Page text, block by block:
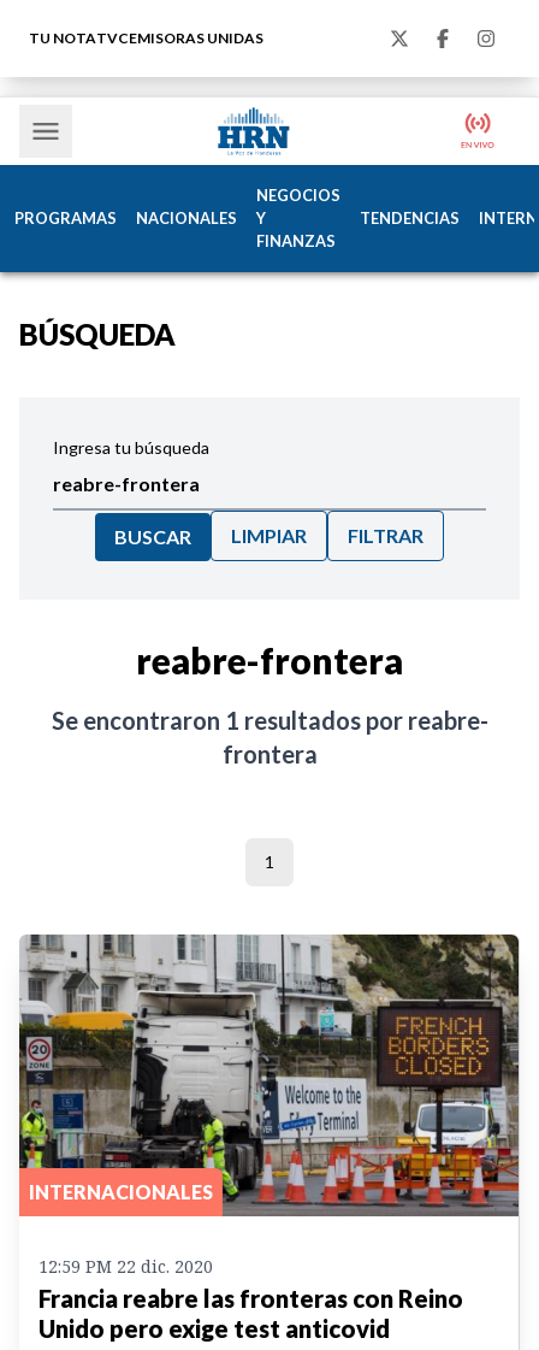
TU NOTATVCEMISORAS UNIDAS
PROGRAMAS NACIONALES
NEGOCIOS
Y
FINANZAS
TENDENCIAS
BÚSQUEDA
Ingresa tu búsqueda
BUSCAR LIMPIAR FILTRAR
reabre-frontera
Se encontraron 1 resultados por reabre-
frontera
1
INTERNACIONALES
12:59 PM 22 dic. 2020
Francia reabre las fronteras con Reino
Unido pero exige test anticovid